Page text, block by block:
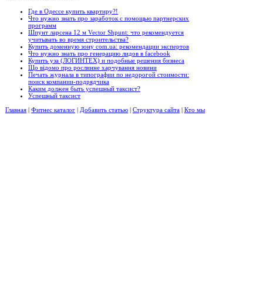
Где в Одессе купить квартиру?!
Что нужно знать про заработок с помощью партнерских
программ
Шпунт ларсена 12 м Vector Shpunt: что рекомендуется
учитывать во время строительства?
Купить доменную зону com.ua: рекомендации экспертов
Что нужно знать про генерацию лидов в facebook
Купить уза (ЛОГИНТЕХ) и подобные решения бизнеса
Що відомо про рослинне харчування новини
Печать журнала в типографии по недорогой стоимости:
поиск компании-подрядчика
Каким должен быть успешный таксист?
Успешный таксист
Главная | Фитнес каталог | Добавить статью | Структура сайта | Кто мы